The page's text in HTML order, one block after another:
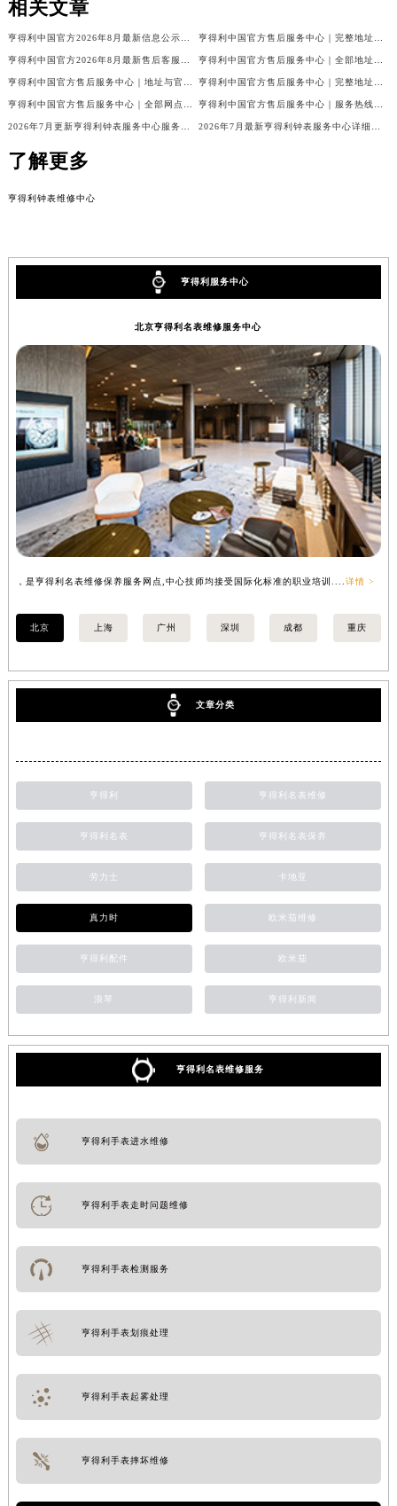
相关文章
亨得利中国官方2026年8月最新信息公示：售后客服电话与网点地址 亨得利中国官方售后服务中心｜完整地址与售后热线权威信息声明（2026年8月最新）
亨得利中国官方2026年8月最新售后客服电话与热线网点地址汇总 亨得利中国官方售后服务中心｜全部地址及热线电话权威信息通知（2026年8月最新）
亨得利中国官方售后服务中心｜地址与官方客服热线权威信息通知（2026年8月最新） 亨得利中国官方售后服务中心｜完整地址及官方售后热线权威信息声明（2026年7月最新）
亨得利中国官方售后服务中心｜全部网点地址与客服热线权威信息公告（2026年7月最新） 亨得利中国官方售后服务中心｜服务热线及官方维修地址权威信息通告（2026年7月最新）
2026年7月更新亨得利钟表服务中心服务电话及详细维修地址实地考察报告_多信源验证 2026年7月最新亨得利钟表服务中心详细网点地址及客服热线实地考察报告多信源验证
了解更多
亨得利钟表维修中心
亨得利服务中心
北京亨得利名表维修服务中心
，是亨得利名表维修保养服务网点,中心技师均接受国际化标准的职业培训....详情 >
北京 上海 广州 深圳 成都 重庆
文章分类
亨得利 亨得利名表维修
亨得利名表 亨得利名表保养
劳力士 卡地亚
真力时 欧米茄维修
亨得利配件 欧米茄
浪琴 亨得利新闻
亨得利名表维修服务
亨得利手表进水维修
亨得利手表走时问题维修
亨得利手表检测服务
亨得利手表划痕处理
亨得利手表起雾处理
亨得利手表摔坏维修